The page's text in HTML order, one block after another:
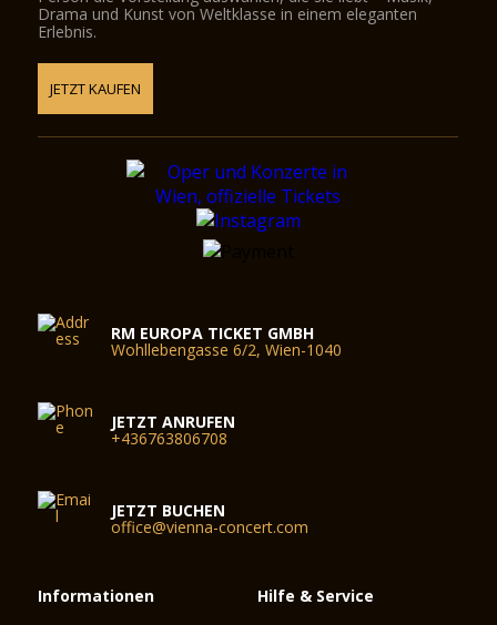
Drama und Kunst von Weltklasse in einem eleganten
Erlebnis.
JETZT KAUFEN
RM EUROPA TICKET GMBH
Wohllebengasse 6/2, Wien-1040
JETZT ANRUFEN
+436763806708
JETZT BUCHEN
office@vienna-concert.com
Informationen Hilfe & Service